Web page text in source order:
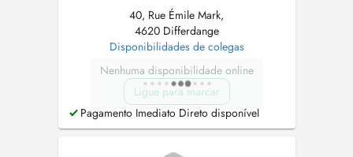
40, Rue Émile Mark,
4620 Differdange
Disponibilidades de colegas
Nenhuma disponibilidade online
Ligue para marcar
Pagamento Imediato Direto disponível